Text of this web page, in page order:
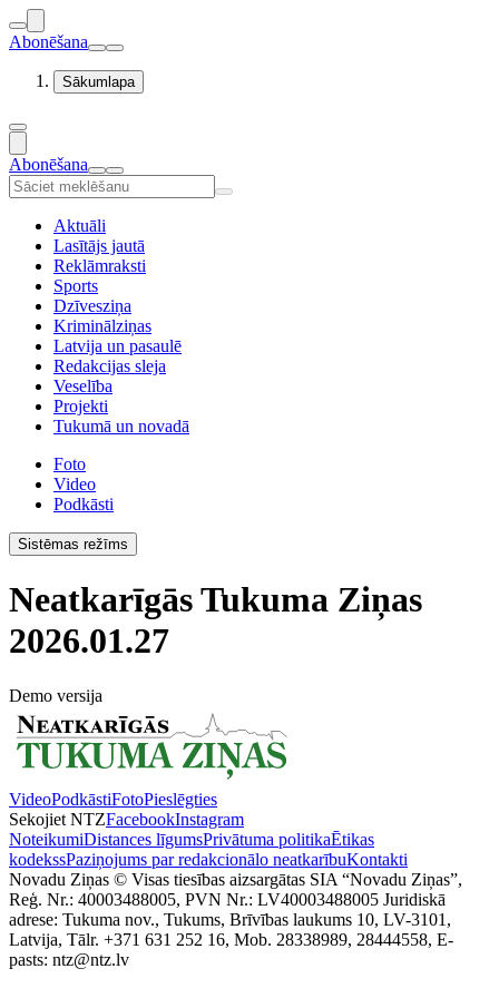
Abonēšana
Sākumlapa
Abonēšana
Aktuāli
Lasītājs jautā
Reklāmraksti
Sports
Dzīvesziņa
Kriminālziņas
Latvija un pasaulē
Redakcijas sleja
Veselība
Projekti
Tukumā un novadā
Foto
Video
Podkāsti
Sistēmas režīms
Neatkarīgās Tukuma Ziņas
2026.01.27
Demo versija
VideoPodkāstiFotoPieslēgties
Sekojiet NTZFacebookInstagram
NoteikumiDistances līgumsPrivātuma politikaĒtikas
kodekssPaziņojums par redakcionālo neatkarībuKontakti
Novadu Ziņas © Visas tiesības aizsargātas SIA “Novadu Ziņas”,
Reģ. Nr.: 40003488005, PVN Nr.: LV40003488005 Juridiskā
adrese: Tukuma nov., Tukums, Brīvības laukums 10, LV-3101,
Latvija, Tālr. +371 631 252 16, Mob. 28338989, 28444558, E-
pasts: ntz@ntz.lv